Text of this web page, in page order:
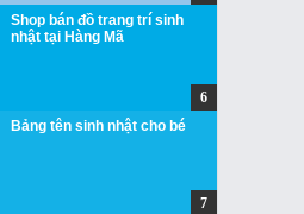
Shop bán đồ trang trí sinh
nhật tại Hàng Mã
Bảng tên sinh nhật cho bé